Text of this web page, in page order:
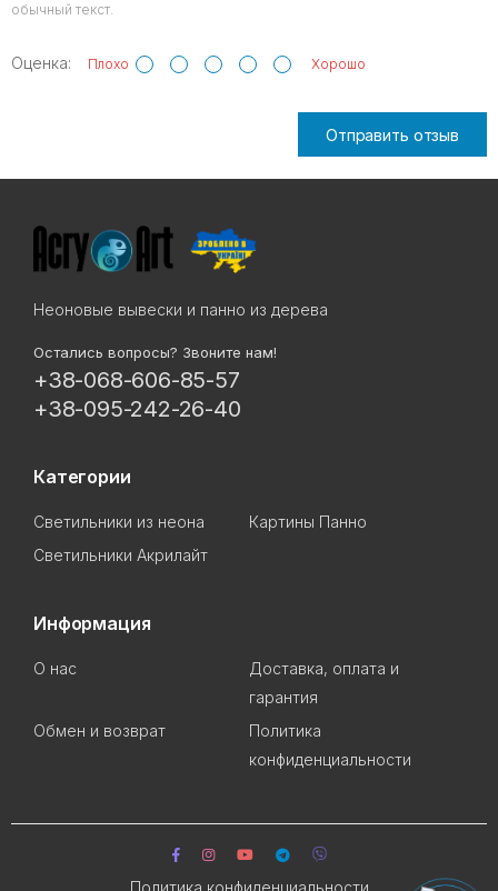
обычный текст.
Оценка: Плохо Хорошо
Отправить отзыв
Неоновые вывески и панно из дерева
Остались вопросы? Звоните нам!
+38-068-606-85-57
+38-095-242-26-40
Категории
Светильники из неона
Картины Панно
Светильники Акрилайт
Информация
О нас
Доставка, оплата и
гарантия
Обмен и возврат
Политика
конфиденциальности
Политика конфиденциальности